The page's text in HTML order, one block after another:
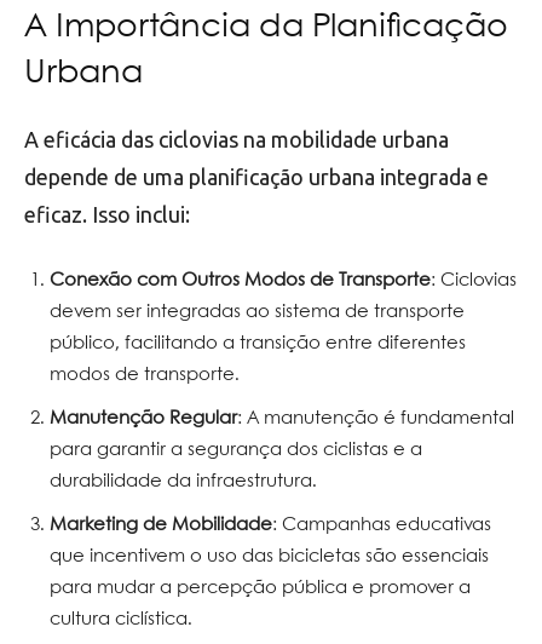
A Importância da Planificação
Urbana
A eficácia das ciclovias na mobilidade urbana
depende de uma planificação urbana integrada e
eficaz. Isso inclui:
Conexão com Outros Modos de Transporte: Ciclovias
devem ser integradas ao sistema de transporte
público, facilitando a transição entre diferentes
modos de transporte.
Manutenção Regular: A manutenção é fundamental
para garantir a segurança dos ciclistas e a
durabilidade da infraestrutura.
Marketing de Mobilidade: Campanhas educativas
que incentivem o uso das bicicletas são essenciais
para mudar a percepção pública e promover a
cultura ciclística.